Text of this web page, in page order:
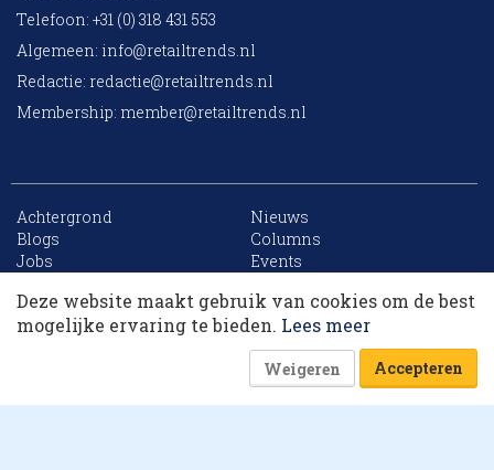
Telefoon: +31 (0) 318 431 553
Algemeen: info@retailtrends.nl
Redactie: redactie@retailtrends.nl
Membership: member@retailtrends.nl
Achtergrond
Nieuws
Blogs
Columns
Jobs
Events
Archief
Sitemap
Website is powered by
Deze website maakt gebruik van cookies om de best
mogelijke ervaring te bieden. Lees meer
Weigeren Accepteren
10 collega’s
Korting op events